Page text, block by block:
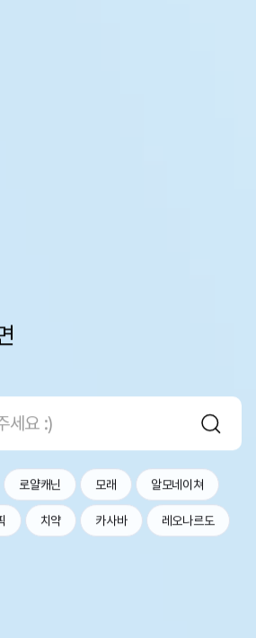
로얄캐닌 모래 알모네이쳐
치약 카사바 레오나르도